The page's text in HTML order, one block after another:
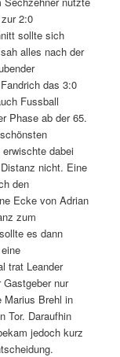
2:0
sollte sich
alles nach der
das 3:0
Fussball
Phase ab der 65.
dabei
nicht. Eine
den
Ecke von Adrian
zum
es dann
trat Leander
nur
Marius Brehl in
Tor. Daraufhin
jedoch kurz